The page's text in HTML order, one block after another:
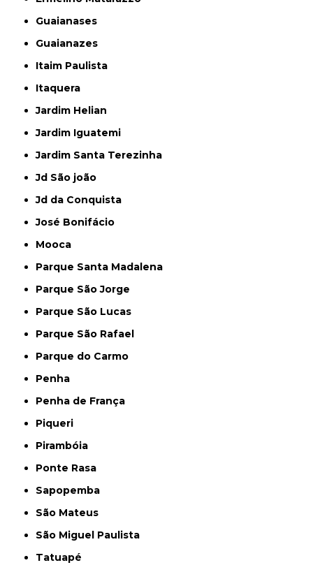
Guaianases
Guaianazes
Itaim Paulista
Itaquera
Jardim Helian
Jardim Iguatemi
Jardim Santa Terezinha
Jd São joão
Jd da Conquista
José Bonifácio
Mooca
Parque Santa Madalena
Parque São Jorge
Parque São Lucas
Parque São Rafael
Parque do Carmo
Penha
Penha de França
Piqueri
Pirambóia
Ponte Rasa
Sapopemba
São Mateus
São Miguel Paulista
Tatuapé